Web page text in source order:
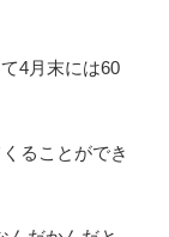
4月末には60
ることができ